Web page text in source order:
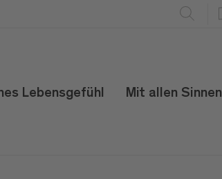
Lebensgefühl Mit allen Sinnen